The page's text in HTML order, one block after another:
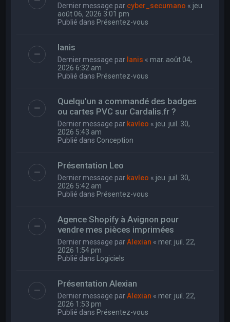
Dernier message par cyber_secumano « jeu.
août 06, 2026 3:01 pm
Publié dans Présentez-vous
Ianis
Dernier message par Ianis « mar. août 04,
2026 6:32 am
Publié dans Présentez-vous
Quelqu'un a commandé des badges
ou cartes PVC sur Cardalis.fr ?
Dernier message par kavleo « jeu. juil. 30,
2026 5:43 am
Publié dans Conception
Présentation Leo
Dernier message par kavleo « jeu. juil. 30,
2026 5:42 am
Publié dans Présentez-vous
Agence Shopify à Avignon pour
vendre mes pièces imprimées
Dernier message parAlexian « mer. juil. 22,
2026 1:54 pm
Publié dans Logiciels
Présentation Alexian
Dernier message parAlexian « mer. juil. 22,
2026 1:53 pm
Publié dans Présentez-vous